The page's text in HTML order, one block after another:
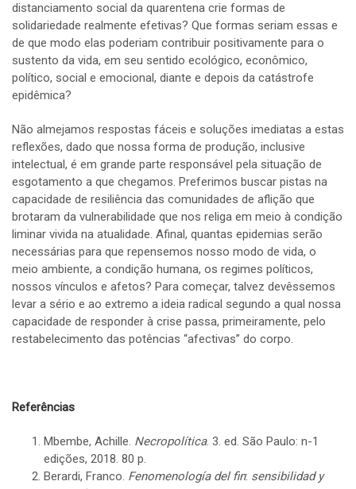
distanciamento social da quarentena crie formas de
solidariedade realmente efetivas? Que formas seriam essas e
de que modo elas poderiam contribuir positivamente para o
sustento da vida, em seu sentido ecológico, econômico,
político, social e emocional, diante e depois da catástrofe
epidêmica?
Não almejamos respostas fáceis e soluções imediatas a estas
reflexões, dado que nossa forma de produção, inclusive
intelectual, é em grande parte responsável pela situação de
esgotamento a que chegamos. Preferimos buscar pistas na
capacidade de resiliência das comunidades de aflição que
brotaram da vulnerabilidade que nos religa em meio à condição
liminar vivida na atualidade. Afinal, quantas epidemias serão
necessárias para que repensemos nosso modo de vida, o
meio ambiente, a condição humana, os regimes políticos,
nossos vínculos e afetos? Para começar, talvez devêssemos
levar a sério e ao extremo a ideia radical segundo a qual nossa
capacidade de responder à crise passa, primeiramente, pelo
restabelecimento das potências “afectivas” do corpo.
Referências
Mbembe, Achille. Necropolítica. 3. ed. São Paulo: n-1
edições, 2018. 80 p.
Berardi, Franco. Fenomenología del fin: sensibilidad y